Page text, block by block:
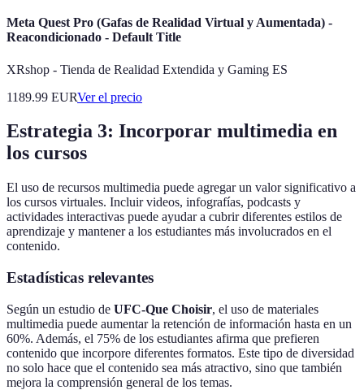
Meta Quest Pro (Gafas de Realidad Virtual y Aumentada) -
Reacondicionado - Default Title
XRshop - Tienda de Realidad Extendida y Gaming ES
1189.99 EURVer el precio
Estrategia 3: Incorporar multimedia en
los cursos
El uso de recursos multimedia puede agregar un valor significativo a
los cursos virtuales. Incluir videos, infografías, podcasts y
actividades interactivas puede ayudar a cubrir diferentes estilos de
aprendizaje y mantener a los estudiantes más involucrados en el
contenido.
Estadísticas relevantes
Según un estudio de UFC-Que Choisir, el uso de materiales
multimedia puede aumentar la retención de información hasta en un
60%. Además, el 75% de los estudiantes afirma que prefieren
contenido que incorpore diferentes formatos. Este tipo de diversidad
no solo hace que el contenido sea más atractivo, sino que también
mejora la comprensión general de los temas.